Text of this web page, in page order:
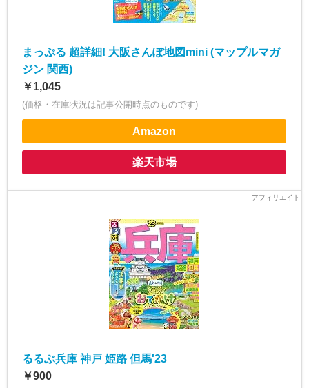
まっぷる 超詳細! 大阪さんぽ地図mini (マップルマガ
ジン 関西)
￥1,045
(価格・在庫状況は記事公開時点のものです)
Amazon
楽天市場
るるぶ兵庫 神戸 姫路 但馬'23
￥900